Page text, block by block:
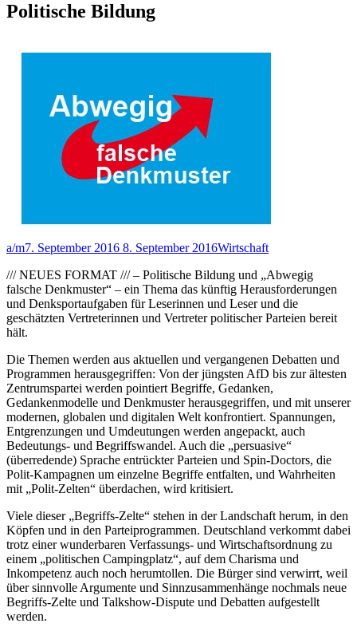
Politische Bildung
a/m7. September 2016 8. September 2016Wirtschaft
/// NEUES FORMAT /// – Politische Bildung und „Abwegig
falsche Denkmuster“ – ein Thema das künftig Herausforderungen
und Denksportaufgaben für Leserinnen und Leser und die
geschätzten Vertreterinnen und Vertreter politischer Parteien bereit
hält.
Die Themen werden aus aktuellen und vergangenen Debatten und
Programmen herausgegriffen: Von der jüngsten AfD bis zur ältesten
Zentrumspartei werden pointiert Begriffe, Gedanken,
Gedankenmodelle und Denkmuster herausgegriffen, und mit unserer
modernen, globalen und digitalen Welt konfrontiert. Spannungen,
Entgrenzungen und Umdeutungen werden angepackt, auch
Bedeutungs- und Begriffswandel. Auch die „persuasive“
(überredende) Sprache entrückter Parteien und Spin-Doctors, die
Polit-Kampagnen um einzelne Begriffe entfalten, und Wahrheiten
mit „Polit-Zelten“ überdachen, wird kritisiert.
Viele dieser „Begriffs-Zelte“ stehen in der Landschaft herum, in den
Köpfen und in den Parteiprogrammen. Deutschland verkommt dabei
trotz einer wunderbaren Verfassungs- und Wirtschaftsordnung zu
einem „politischen Campingplatz“, auf dem Charisma und
Inkompetenz auch noch herumtollen. Die Bürger sind verwirrt, weil
über sinnvolle Argumente und Sinnzusammenhänge nochmals neue
Begriffs-Zelte und Talkshow-Dispute und Debatten aufgestellt
werden.